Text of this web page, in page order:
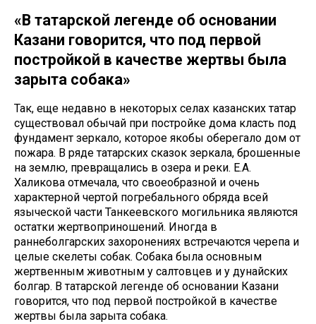
«В татарской легенде об основании
Казани говорится, что под первой
постройкой в качестве жертвы была
зарыта собака»
Так, еще недавно в некоторых селах казанских татар
существовал обычай при постройке дома класть под
фундамент зеркало, которое якобы оберегало дом от
пожара. В ряде татарских сказок зеркала, брошенные
на землю, превращались в озера и реки. Е.А.
Халикова отмечала, что своеобразной и очень
характерной чертой погребального обряда всей
языческой части Танкеевского могильника являются
остатки жертвоприношений. Иногда в
раннеболгарских захоронениях встречаются черепа и
целые скелеты собак. Собака была основным
жертвенным животным у салтовцев и у дунайских
болгар. В татарской легенде об основании Казани
говорится, что под первой постройкой в качестве
жертвы была зарыта собака.